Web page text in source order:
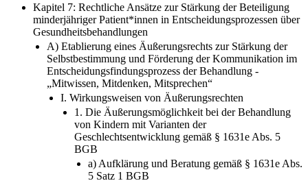
Kapitel 7: Rechtliche Ansätze zur Stärkung der Beteiligung
minderjähriger Patient*innen in Entscheidungsprozessen über
Gesundheitsbehandlungen
A) Etablierung eines Äußerungsrechts zur Stärkung der
Selbstbestimmung und Förderung der Kommunikation im
Entscheidungsfindungsprozess der Behandlung -
„Mitwissen, Mitdenken, Mitsprechen“
I. Wirkungsweisen von Äußerungsrechten
1. Die Äußerungsmöglichkeit bei der Behandlung
von Kindern mit Varianten der
Geschlechtsentwicklung gemäß § 1631e Abs. 5
BGB
a) Aufklärung und Beratung gemäß § 1631e Abs.
5 Satz 1 BGB